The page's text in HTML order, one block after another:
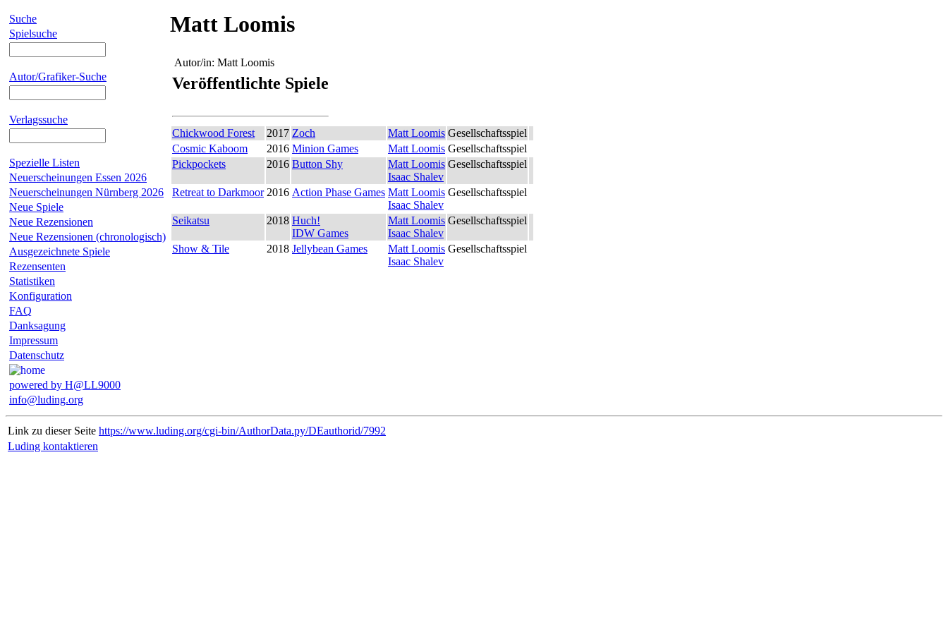
Suche
Spielsuche
Autor/Grafiker-Suche
Verlagssuche
Spezielle Listen
Neuerscheinungen Essen 2026
Neuerscheinungen Nürnberg 2026
Neue Spiele
Neue Rezensionen
Neue Rezensionen (chronologisch)
Ausgezeichnete Spiele
Rezensenten
Statistiken
Konfiguration
FAQ
Danksagung
Impressum
Datenschutz
powered by H@LL9000
info@luding.org
Matt Loomis
Autor/in: Matt Loomis
Veröffentlichte Spiele
Chickwood Forest 2017 Zoch Matt Loomis Gesellschaftsspiel
Cosmic Kaboom
2016 Minion Games Matt Loomis Gesellschaftsspiel
Pickpockets
2016 Button Shy
Matt Loomis
Isaac Shalev
Gesellschaftsspiel
Retreat to Darkmoor 2016 Action Phase Games Matt Loomis
Isaac Shalev
Gesellschaftsspiel
Seikatsu 2018 Huch!
IDW Games
Matt Loomis
Isaac Shalev
Gesellschaftsspiel
Show & Tile 2018 Jellybean Games
Matt Loomis
Isaac Shalev
Gesellschaftsspiel
Link zu dieser Seite https://www.luding.org/cgi-bin/AuthorData.py/DEauthorid/7992
Luding kontaktieren